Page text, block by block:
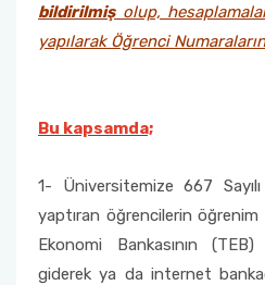
bildirilmişolup,
yapılarak Öğrenci
Bu kapsamda;
1- Üniversitemize 667
yaptıran öğrencilerin
Ekonomi Bankasının
giderek ya da internet